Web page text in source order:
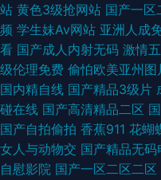
亚洲国产日本 伊人AV大香蕉 一
区射精 1024日韩免费看片 午夜
爱爱 91免费看片黄 爱福利视频
黄下 91操人妻 丝瓜视频污下载
站 黄色3级抢网站 国产一区
频 学生妹Av网站 亚洲人成
看 国产成人内射无码 激情
级伦理免费 偷怕欧美亚州图
国内精自线 国产精品3级片
碰在线 国产高清精品二区
国产自拍偷拍 香蕉911 花蝴
女人与动物交 国产精品无码
自慰影院 国产一区二区二区